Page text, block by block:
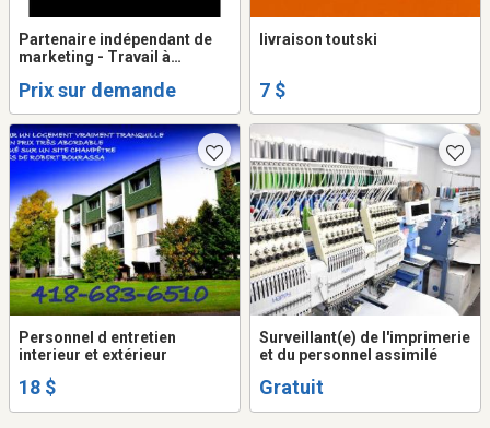
Partenaire indépendant de
marketing - Travail à
Prix sur demande
livraison toutski
7 $
Personnel d entretien
interieur et extérieur
18 $
Surveillant(e) de l'imprimerie
et du personnel assimilé
Gratuit